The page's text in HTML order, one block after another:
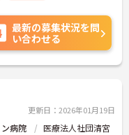
最新の募集状況を問
い合わせる
更新日：2026年01月19日
病院
医療法人社団清宮